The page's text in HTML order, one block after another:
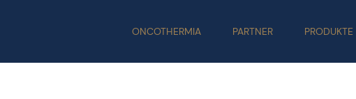
ONCOTHERMIA PARTNER PRODUKTE